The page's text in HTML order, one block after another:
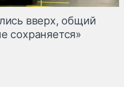
вверх, общий
сохраняется»